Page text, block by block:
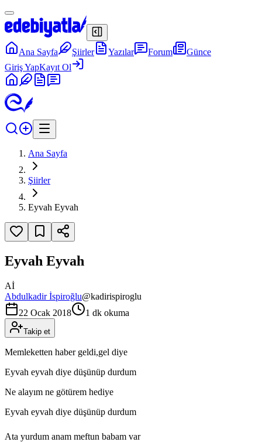
Ana Sayfa Şiirler Yazılar Forum
Günce
Giriş YapKayıt Ol
Ana Sayfa
Şiirler
Eyvah Eyvah
Eyvah Eyvah
Aİ
Abdulkadir İspiroğlu@kadirispiroglu
22 Ocak 2018
1 dk okuma
Takip et
Memleketten haber geldi,gel diye
Eyvah eyvah diye düşünüp durdum
Ne alayım ne götürem hediye
Eyvah eyvah diye düşünüp durdum
Ata yurdum anam meftun babam var